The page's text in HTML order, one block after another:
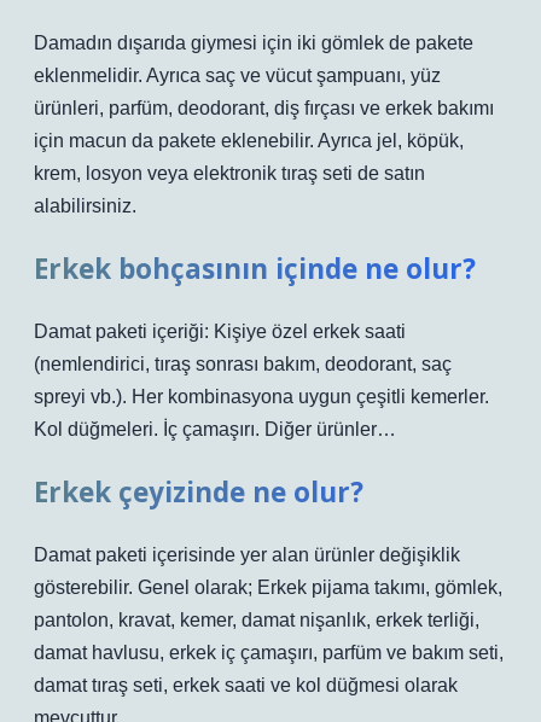
Damadın dışarıda giymesi için iki gömlek de pakete
eklenmelidir. Ayrıca saç ve vücut şampuanı, yüz
ürünleri, parfüm, deodorant, diş fırçası ve erkek bakımı
için macun da pakete eklenebilir. Ayrıca jel, köpük,
krem, losyon veya elektronik tıraş seti de satın
alabilirsiniz.
Erkek bohçasının içinde ne olur?
Damat paketi içeriği: Kişiye özel erkek saati
(nemlendirici, tıraş sonrası bakım, deodorant, saç
spreyi vb.). Her kombinasyona uygun çeşitli kemerler.
Kol düğmeleri. İç çamaşırı. Diğer ürünler…
Erkek çeyizinde ne olur?
Damat paketi içerisinde yer alan ürünler değişiklik
gösterebilir. Genel olarak; Erkek pijama takımı, gömlek,
pantolon, kravat, kemer, damat nişanlık, erkek terliği,
damat havlusu, erkek iç çamaşırı, parfüm ve bakım seti,
damat tıraş seti, erkek saati ve kol düğmesi olarak
mevcuttur.